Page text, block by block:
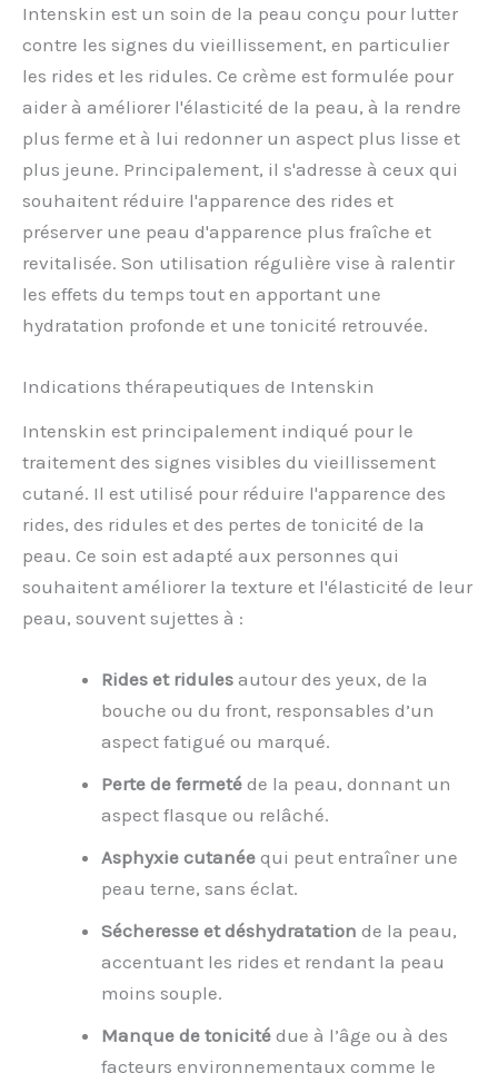
Intenskin est un soin de la peau conçu pour lutter
contre les signes du vieillissement, en particulier
les rides et les ridules. Ce crème est formulée pour
aider à améliorer l'élasticité de la peau, à la rendre
plus ferme et à lui redonner un aspect plus lisse et
plus jeune. Principalement, il s'adresse à ceux qui
souhaitent réduire l'apparence des rides et
préserver une peau d'apparence plus fraîche et
revitalisée. Son utilisation régulière vise à ralentir
les effets du temps tout en apportant une
hydratation profonde et une tonicité retrouvée.
Indications thérapeutiques de Intenskin
Intenskin est principalement indiqué pour le
traitement des signes visibles du vieillissement
cutané. Il est utilisé pour réduire l'apparence des
rides, des ridules et des pertes de tonicité de la
peau. Ce soin est adapté aux personnes qui
souhaitent améliorer la texture et l'élasticité de leur
peau, souvent sujettes à :
Rides et ridules autour des yeux, de la
bouche ou du front, responsables d’un
aspect fatigué ou marqué.
Perte de fermeté de la peau, donnant un
aspect flasque ou relâché.
Asphyxie cutanée qui peut entraîner une
peau terne, sans éclat.
Sécheresse et déshydratation de la peau,
accentuant les rides et rendant la peau
moins souple.
Manque de tonicité due à l’âge ou à des
facteurs environnementaux comme le